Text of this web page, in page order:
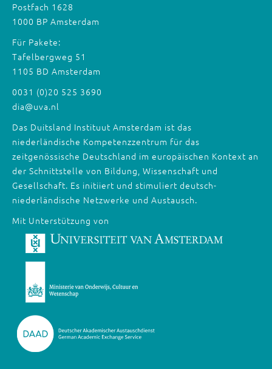
Postfach 1628
1000 BP Amsterdam
Für Pakete:
Tafelbergweg 51
1105 BD Amsterdam
0031 (0)20 525 3690
dia@uva.nl
Das Duitsland Instituut Amsterdam ist das
niederländische Kompetenzzentrum für das
zeitgenössische Deutschland im europäischen Kontext an
der Schnittstelle von Bildung, Wissenschaft und
Gesellschaft. Es initiiert und stimuliert deutsch-
niederländische Netzwerke und Austausch.
Mit Unterstützung von